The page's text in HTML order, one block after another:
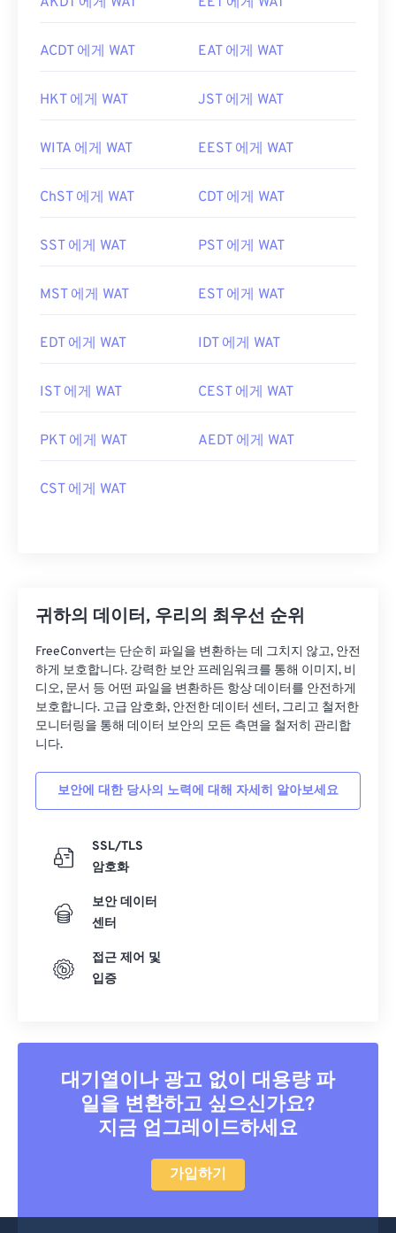
ACDT 에게 WAT EAT 에게 WAT
HKT 에게 WAT JST 에게 WAT
WITA 에게 WAT EEST 에게 WAT
ChST 에게 WAT CDT 에게 WAT
SST 에게 WAT PST 에게 WAT
MST 에게 WAT EST 에게 WAT
EDT 에게 WAT IDT 에게 WAT
IST 에게 WAT CEST 에게 WAT
PKT 에게 WAT AEDT 에게 WAT
CST 에게 WAT
귀하의 데이터, 우리의 최우선 순위
FreeConvert는 단순히 파일을 변환하는 데 그치지 않고, 안전
하게 보호합니다. 강력한 보안 프레임워크를 통해 이미지, 비
디오, 문서 등 어떤 파일을 변환하든 항상 데이터를 안전하게
보호합니다. 고급 암호화, 안전한 데이터 센터, 그리고 철저한
모니터링을 통해 데이터 보안의 모든 측면을 철저히 관리합
니다.
보안에 대한 당사의 노력에 대해 자세히 알아보세요
SSL/TLS
암호화
보안 데이터
센터
접근 제어 및
입증
대기열이나 광고 없이 대용량 파
일을 변환하고 싶으신가요?
지금 업그레이드하세요
가입하기